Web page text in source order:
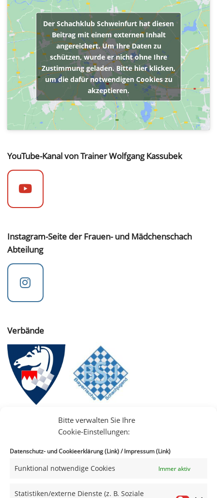
Bitte verwalten Sie Ihre
Cookie-Einstellungen:
Datenschutz- und Cookieerklärung (Link)/Impressum (Link)
Funktional notwendige Cookies Immer aktiv
Statistiken/externe Dienste (z. B. Soziale
Der Schachklub Schweinfurt hat diesen
Beitrag mit einem externen Inhalt
angereichert. Um Ihre Daten zu
schützen, wurde er nicht ohne Ihre
Zustimmung geladen. Bitte hier klicken,
um die dafür notwendigen Cookies zu
akzeptieren.
YouTube-Kanal von Trainer Wolfgang Kassubek
Instagram-Seite der Frauen- und Mädchenschach
Abteilung
Verbände